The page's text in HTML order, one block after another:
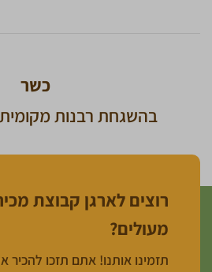
כשר
בהשגחת רבנות
רוצים לארגן קבוצת
מעולים?
תזמינו אותנו! אתם תזכו